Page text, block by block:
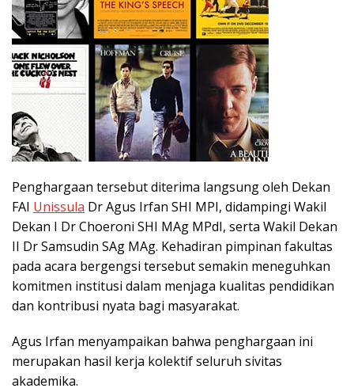
Penghargaan tersebut diterima langsung oleh Dekan
FAI Unissula Dr Agus Irfan SHI MPI, didampingi Wakil
Dekan I Dr Choeroni SHI MAg MPdI, serta Wakil Dekan
II Dr Samsudin SAg MAg. Kehadiran pimpinan fakultas
pada acara bergengsi tersebut semakin meneguhkan
komitmen institusi dalam menjaga kualitas pendidikan
dan kontribusi nyata bagi masyarakat.
Agus Irfan menyampaikan bahwa penghargaan ini
merupakan hasil kerja kolektif seluruh sivitas
akademika.